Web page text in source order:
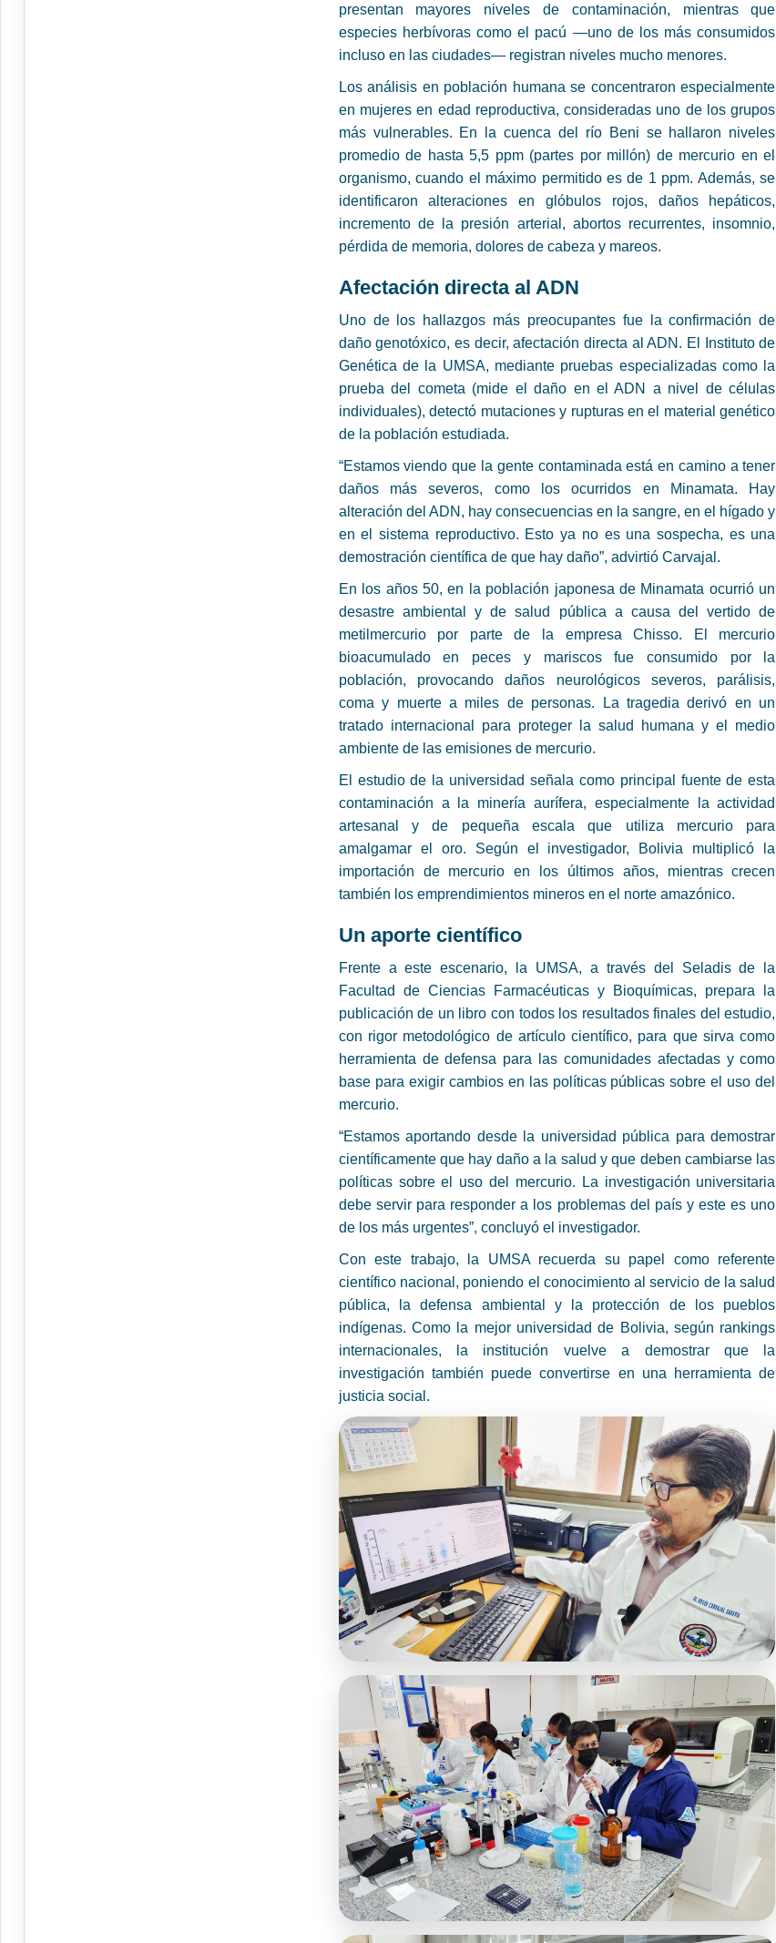
presentan mayores niveles de contaminación, mientras que
especies herbívoras como el pacú —uno de los más consumidos
incluso en las ciudades— registran niveles mucho menores.
Los análisis en población humana se concentraron especialmente
en mujeres en edad reproductiva, consideradas uno de los grupos
más vulnerables. En la cuenca del río Beni se hallaron niveles
promedio de hasta 5,5 ppm (partes por millón) de mercurio en el
organismo, cuando el máximo permitido es de 1 ppm. Además, se
identificaron alteraciones en glóbulos rojos, daños hepáticos,
incremento de la presión arterial, abortos recurrentes, insomnio,
pérdida de memoria, dolores de cabeza y mareos.
Afectación directa al ADN
Uno de los hallazgos más preocupantes fue la confirmación de
daño genotóxico, es decir, afectación directa al ADN. El Instituto de
Genética de la UMSA, mediante pruebas especializadas como la
prueba del cometa (mide el daño en el ADN a nivel de células
individuales), detectó mutaciones y rupturas en el material genético
de la población estudiada.
“Estamos viendo que la gente contaminada está en camino a tener
daños más severos, como los ocurridos en Minamata. Hay
alteración del ADN, hay consecuencias en la sangre, en el hígado y
en el sistema reproductivo. Esto ya no es una sospecha, es una
demostración científica de que hay daño”, advirtió Carvajal.
En los años 50, en la población japonesa de Minamata ocurrió un
desastre ambiental y de salud pública a causa del vertido de
metilmercurio por parte de la empresa Chisso. El mercurio
bioacumulado en peces y mariscos fue consumido por la
población, provocando daños neurológicos severos, parálisis,
coma y muerte a miles de personas. La tragedia derivó en un
tratado internacional para proteger la salud humana y el medio
ambiente de las emisiones de mercurio.
El estudio de la universidad señala como principal fuente de esta
contaminación a la minería aurífera, especialmente la actividad
artesanal y de pequeña escala que utiliza mercurio para
amalgamar el oro. Según el investigador, Bolivia multiplicó la
importación de mercurio en los últimos años, mientras crecen
también los emprendimientos mineros en el norte amazónico.
Un aporte científico
Frente a este escenario, la UMSA, a través del Seladis de la
Facultad de Ciencias Farmacéuticas y Bioquímicas, prepara la
publicación de un libro con todos los resultados finales del estudio,
con rigor metodológico de artículo científico, para que sirva como
herramienta de defensa para las comunidades afectadas y como
base para exigir cambios en las políticas públicas sobre el uso del
mercurio.
“Estamos aportando desde la universidad pública para demostrar
científicamente que hay daño a la salud y que deben cambiarse las
políticas sobre el uso del mercurio. La investigación universitaria
debe servir para responder a los problemas del país y este es uno
de los más urgentes”, concluyó el investigador.
Con este trabajo, la UMSA recuerda su papel como referente
científico nacional, poniendo el conocimiento al servicio de la salud
pública, la defensa ambiental y la protección de los pueblos
indígenas. Como la mejor universidad de Bolivia, según rankings
internacionales, la institución vuelve a demostrar que la
investigación también puede convertirse en una herramienta de
justicia social.